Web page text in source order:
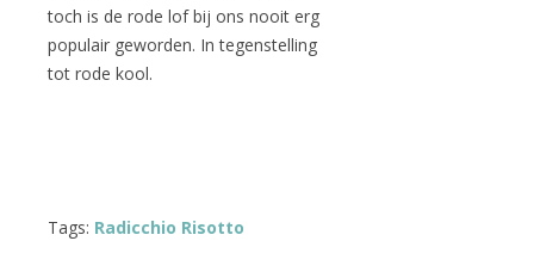
toch is de rode lof bij ons nooit erg
populair geworden. In tegenstelling
tot rode kool.
Tags: Radicchio Risotto